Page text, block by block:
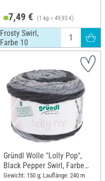
7,49 € (1 kg = 49,93 €)
Frosty Swirl,
Farbe 10
Gründl Wolle "Lolly Pop",
Black Pepper Swirl, Farbe
08
Gewicht: 150 g; Lauflänge: 240 m